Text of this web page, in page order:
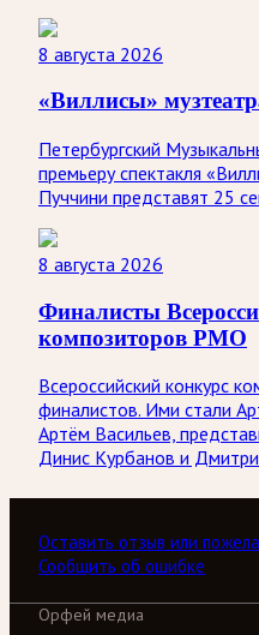
8 августа 2026
«Виллисы»
Петербургский
премьеру спектакля
Пуччини представят 25
8 августа 2026
Финалисты
композиторов РМО
Всероссийский конкурс
финалистов. Ими стали
Артём Васильев,
Динис Курбанов и
Оставить отзыв или
Сообщить об ошибке
Орфей медиа